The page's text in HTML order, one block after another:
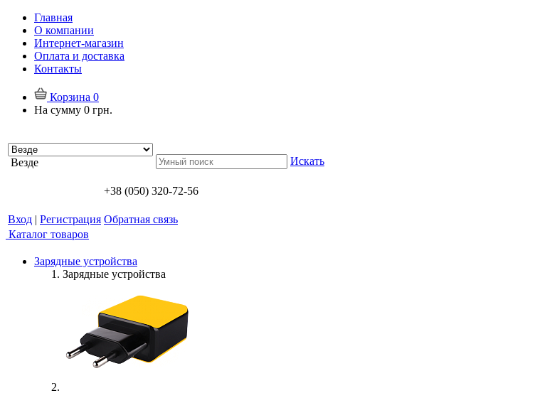
Главная
О компании
Интернет-магазин
Оплата и доставка
Контакты
Корзина 0
На сумму 0 грн.
Везде Искать
+38 (050) 320-72-56
Вход | Регистрация Обратная связь
Каталог товаров
Зарядные устройства
Зарядные устройства